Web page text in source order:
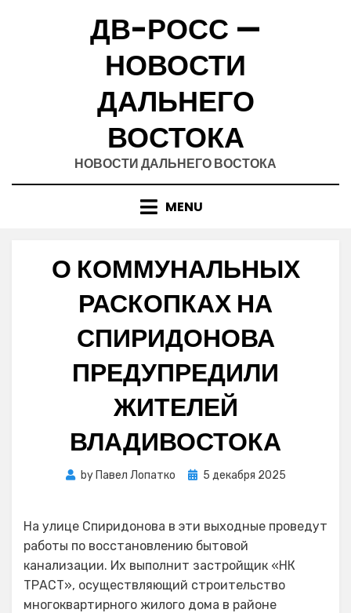
ДВ-РОСС —
НОВОСТИ
ДАЛЬНЕГО
ВОСТОКА
НОВОСТИ ДАЛЬНЕГО ВОСТОКА
MENU
О КОММУНАЛЬНЫХ
РАСКОПКАХ НА
СПИРИДОНОВА
ПРЕДУПРЕДИЛИ
ЖИТЕЛЕЙ
ВЛАДИВОСТОКА
by Павел Лопатко
Posted
5 декабря 2025
На улице Спиридонова в эти выходные проведут
работы по восстановлению бытовой
канализации. Их выполнит застройщик «НК
ТРАСТ», осуществляющий строительство
многоквартирного жилого дома в районе